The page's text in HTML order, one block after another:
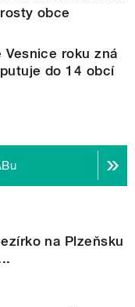
obce
roku zná
do 14 obcí
na Plzeňsku